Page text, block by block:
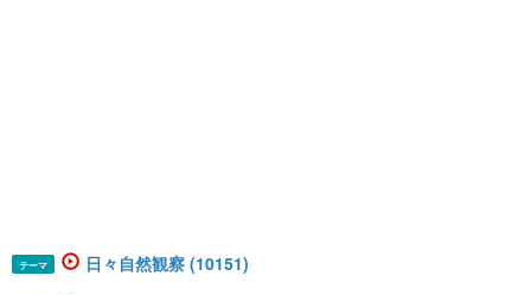
テーマ 日々自然観察 (10151)